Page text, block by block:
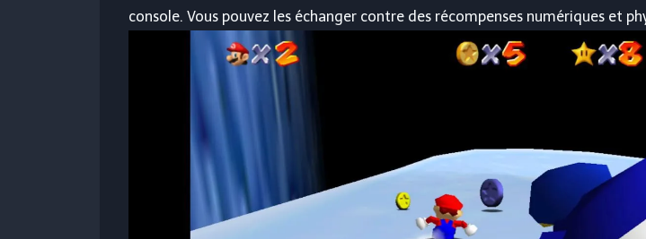
console. Vous pouvez les échanger contre des récompenses numériques et